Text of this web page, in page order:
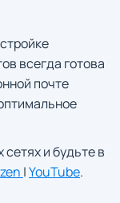
всегда готова
почте
и будьте в
|YouTube.